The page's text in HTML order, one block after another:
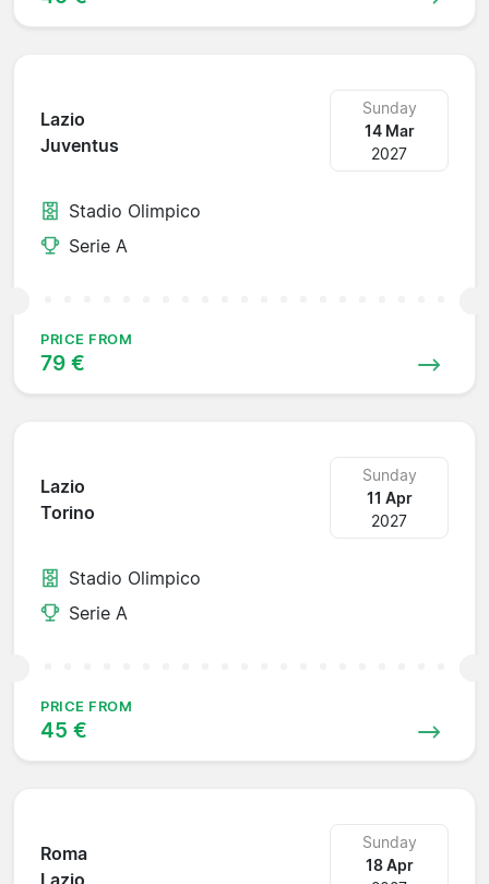
Lazio
Juventus
Sunday
14 Mar
2027
Stadio Olimpico
Serie A
PRICE FROM
79 €
Lazio
Torino
Sunday
11 Apr
2027
Stadio Olimpico
Serie A
PRICE FROM
45 €
Roma
Sunday
18 Apr